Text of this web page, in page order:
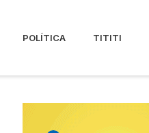
POLÍTICA TITITI